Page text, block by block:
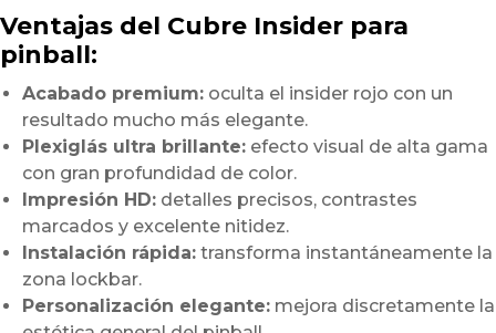
Ventajas del Cubre Insider para
pinball:
Acabado premium: oculta el insider rojo con un
resultado mucho más elegante.
Plexiglás ultra brillante: efecto visual de alta gama
con gran profundidad de color.
Impresión HD: detalles precisos, contrastes
marcados y excelente nitidez.
Instalación rápida: transforma instantáneamente la
zona lockbar.
Personalización elegante: mejora discretamente la